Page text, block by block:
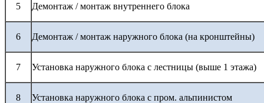
5 Демонтаж / монтаж внутреннего блока
6 Демонтаж / монтаж наружного блока (на кронштейны)
7 Установка наружного блока с лестницы (выше 1 этажа)
8 Установка наружного блока с пром. альпинистом